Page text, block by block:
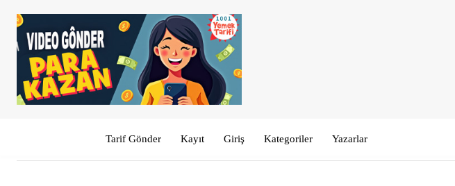
Tarif Gönder Kayıt Giriş Kategoriler Yazarlar